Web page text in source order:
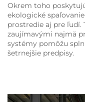
Okrem toho
ekologické
prostredie aj pre ľudí.
zaujímavými najmä
systémy pomôžu
šetrnejšie predpisy.